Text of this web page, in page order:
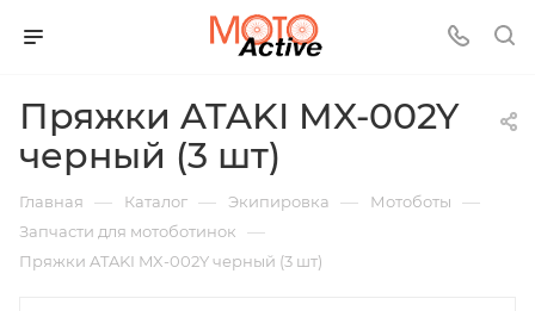
Пряжки ATAKI MX-002Y
черный (3 шт)
Главная — Каталог — Экипировка — Мотоботы —
Запчасти для мотоботинок —
Пряжки ATAKI MX-002Y черный (3 шт)